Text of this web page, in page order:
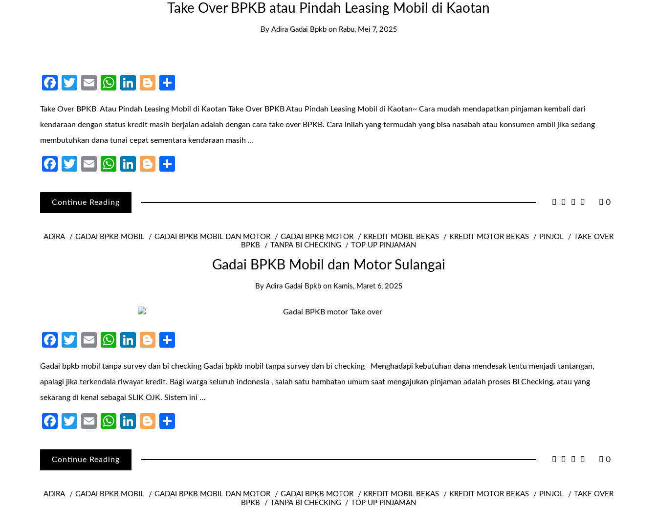
Take Over BPKB atau Pindah Leasing Mobil di Kaotan
By Adira Gadai Bpkb on Rabu, Mei 7, 2025
Facebook
Twitter
EmailWhatsApp
LinkedIn
Blogger
Take Over BPKB Atau Pindah Leasing Mobil di Kaotan Take Over BPKB Atau Pindah Leasing Mobil di Kaotan~ Cara mudah mendapatkan pinjaman kembali dari
kendaraan dengan status kredit masih berjalan adalah dengan cara take over BPKB. Cara inilah yang termudah yang bisa nasabah atau konsumen ambil jika sedang
membutuhkan dana tunai cepat sementara kendaraan masih …
Facebook
Twitter
EmailWhatsApp
LinkedIn
Blogger
Continue Reading 0
ADIRA GADAI BPKB MOBIL GADAI BPKB MOBIL DAN MOTOR GADAI BPKB MOTOR KREDIT MOBIL BEKAS KREDIT MOTOR BEKAS PINJOL
TAKE OVER
BPKB
TANPA BI CHECKING TOP UP PINJAMAN
Gadai BPKB Mobil dan Motor Sulangai
By Adira Gadai Bpkb on Kamis, Maret 6, 2025
Facebook
Twitter
EmailWhatsApp
LinkedIn
Blogger
Gadai bpkb mobil tanpa survey dan bi checking Gadai bpkb mobil tanpa survey dan bi checking Menghadapi kebutuhan dana mendesak tentu menjadi tantangan,
apalagi jika terkendala riwayat kredit. Bagi warga seluruh indonesia , salah satu hambatan umum saat mengajukan pinjaman adalah proses BI Checking, atau yang
sekarang di kenal sebagai SLIK OJK. Sistem ini …
Facebook
Twitter
EmailWhatsApp
LinkedIn
Blogger
Continue Reading 0
ADIRA GADAI BPKB MOBIL GADAI BPKB MOBIL DAN MOTOR GADAI BPKB MOTOR KREDIT MOBIL BEKAS KREDIT MOTOR BEKAS PINJOL
TAKE OVER
BPKB
TANPA BI CHECKING TOP UP PINJAMAN